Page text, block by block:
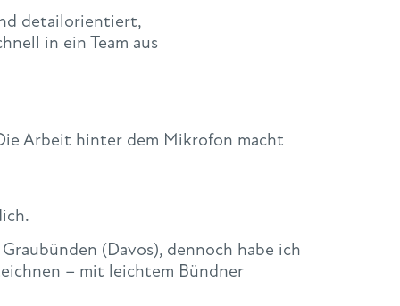
detailorientiert,
in ein Team aus
Arbeit hinter dem Mikrofon macht
(Davos), dennoch habe ich
– mit leichtem Bündner